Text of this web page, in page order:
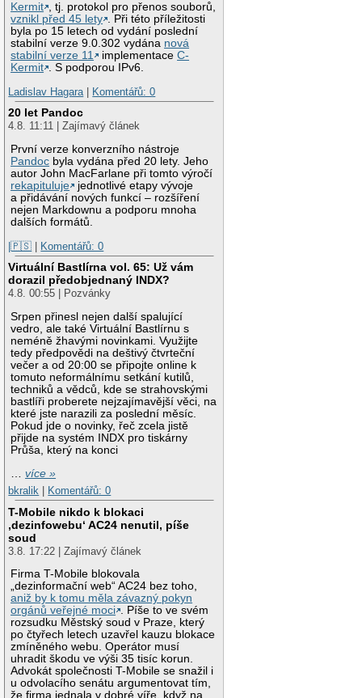
Kermit , tj. protokol pro přenos souborů,
vznikl před 45 lety . Při této příležitosti
byla po 15 letech od vydání poslední
stabilní verze 9.0.302 vydána nová
stabilní verze 11
implementaceC-
Kermit . S podporou IPv6.
Ladislav Hagara | Komentářů: 0
20 let Pandoc
4.8. 11:11 | Zajímavý článek
První verze konverzního nástroje
Pandoc byla vydána před 20 lety. Jeho
autor John MacFarlane při tomto výročí
rekapituluje
jednotlivé etapy vývoje
a přidávání nových funkcí – rozšíření
nejen Markdownu a podporu mnoha
dalších formátů.
|🇵🇸 | Komentářů: 0
Virtuální Bastlírna vol. 65: Už vám
dorazil předobjednaný INDX?
4.8. 00:55 | Pozvánky
Srpen přinesl nejen další spalující
vedro, ale také Virtuální Bastlírnu s
neméně žhavými novinkami. Využijte
tedy předpovědi na deštivý čtvrteční
večer a od 20:00 se připojte online k
tomuto neformálnímu setkání kutilů,
techniků a vědců, kde se strahovskými
bastlíři proberete nejzajímavější věci, na
které jste narazili za poslední měsíc.
Pokud jde o novinky, řeč zcela jistě
přijde na systém INDX pro tiskárny
Průša, který na konci
…více »
bkralik
Komentářů: 0
T-Mobile nikdo k blokaci
‚dezinfowebu‘ AC24 nenutil, píše
soud
3.8. 17:22 | Zajímavý článek
Firma T-Mobile blokovala
„dezinformační web“ AC24 bez toho,
aniž by k tomu měla závazný pokyn
orgánů veřejné moci . Píše to ve svém
rozsudku Městský soud v Praze, který
po čtyřech letech uzavřel kauzu blokace
zmíněného webu. Operátor musí
uhradit škodu ve výši 35 tisíc korun.
Advokát společnosti T-Mobile se snažil i
u odvolacího senátu argumentovat tím,
že firma jednala v dobré víře, když na